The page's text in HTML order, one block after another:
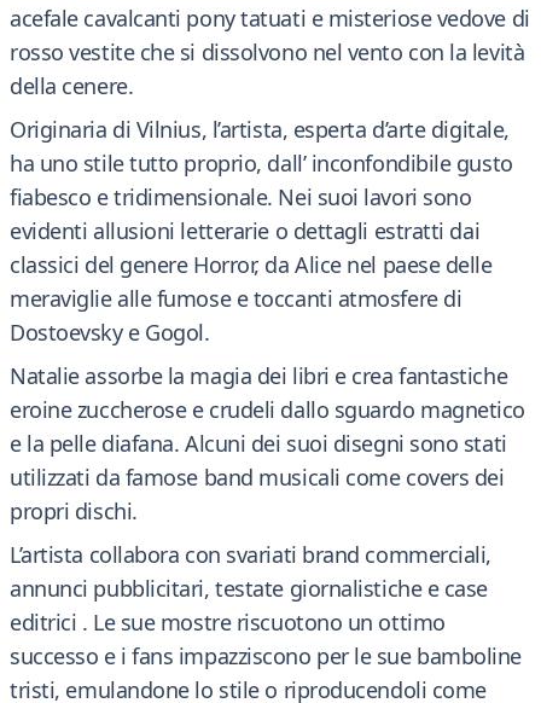
acefale cavalcanti pony tatuati e misteriose vedove di
rosso vestite che si dissolvono nel vento con la levità
della cenere.
Originaria di Vilnius, l’artista, esperta d’arte digitale,
ha uno stile tutto proprio, dall’ inconfondibile gusto
fiabesco e tridimensionale. Nei suoi lavori sono
evidenti allusioni letterarie o dettagli estratti dai
classici del genere Horror, da Alice nel paese delle
meraviglie alle fumose e toccanti atmosfere di
Dostoevsky e Gogol.
Natalie assorbe la magia dei libri e crea fantastiche
eroine zuccherose e crudeli dallo sguardo magnetico
e la pelle diafana. Alcuni dei suoi disegni sono stati
utilizzati da famose band musicali come covers dei
propri dischi.
L’artista collabora con svariati brand commerciali,
annunci pubblicitari, testate giornalistiche e case
editrici . Le sue mostre riscuotono un ottimo
successo e i fans impazziscono per le sue bamboline
tristi, emulandone lo stile o riproducendoli come